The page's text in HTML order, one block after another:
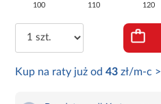
100 110 120
Kup na raty już od43 zł/m-c >